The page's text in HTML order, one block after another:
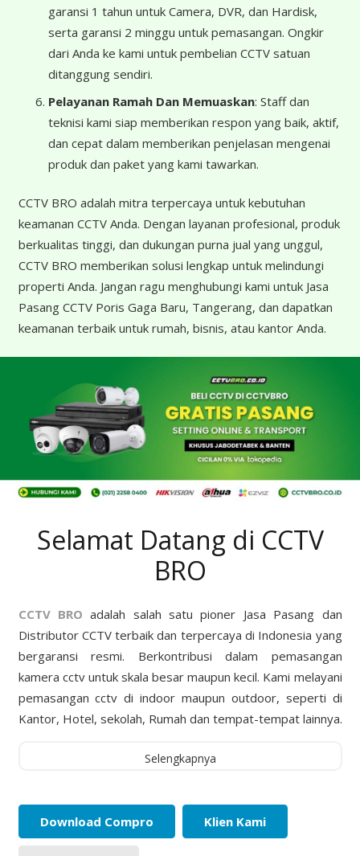
garansi 1 tahun untuk Camera, DVR, dan Hardisk,
serta garansi 2 minggu untuk pemasangan. Ongkir
dari Anda ke kami untuk pembelian CCTV satuan
ditanggung sendiri.
Pelayanan Ramah Dan Memuaskan: Staff dan
teknisi kami siap memberikan respon yang baik, aktif,
dan cepat dalam memberikan penjelasan mengenai
produk dan paket yang kami tawarkan.
CCTV BRO adalah mitra terpercaya untuk kebutuhan
keamanan CCTV Anda. Dengan layanan profesional, produk
berkualitas tinggi, dan dukungan purna jual yang unggul,
CCTV BRO memberikan solusi lengkap untuk melindungi
properti Anda. Jangan ragu menghubungi kami untuk Jasa
Pasang CCTV Poris Gaga Baru, Tangerang, dan dapatkan
keamanan terbaik untuk rumah, bisnis, atau kantor Anda.
Selamat Datang di CCTV
BRO
CCTV BRO adalah salah satu pioner Jasa Pasang dan
Distributor CCTV terbaik dan terpercaya di Indonesia yang
bergaransi resmi. Berkontribusi dalam pemasangan
kamera cctv untuk skala besar maupun kecil. Kami melayani
pemasangan cctv di indoor maupun outdoor, seperti di
Kantor, Hotel, sekolah, Rumah dan tempat-tempat lainnya.
Selengkapnya
Download Compro Klien Kami